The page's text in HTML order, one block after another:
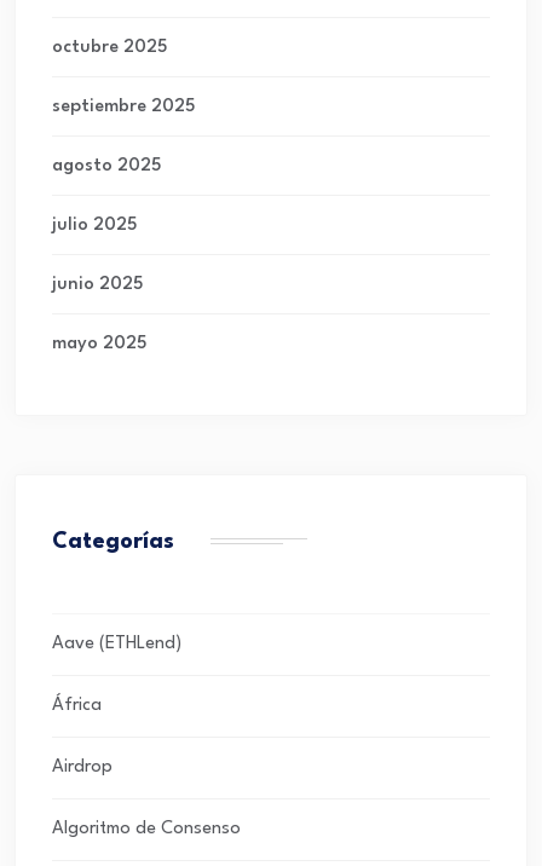
octubre 2025
septiembre 2025
agosto 2025
julio 2025
junio 2025
mayo 2025
Categorías
Aave (ETHLend)
África
Airdrop
Algoritmo de Consenso